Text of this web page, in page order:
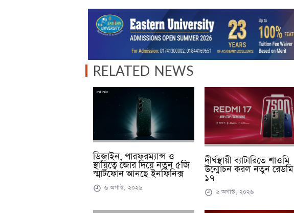
RELATED NEWS
ডিজাইন, পারফরম্যান্স ও
স্থায়িত্বে জোর দিয়ে নতুন ৫জি
স্মার্টফোন আনছে ইনফিনিক্স
৬ অগাস্ট, ২০২৬
দীর্ঘস্থায়ী ব্যাটারিতে শাওমি
উন্মোচন করল নতুন রেডমি
১৭
৬ অগাস্ট, ২০২৬